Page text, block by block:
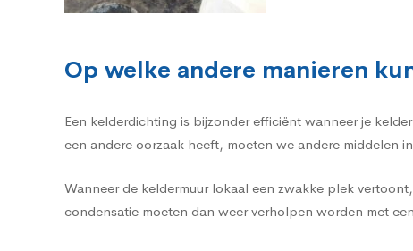
Op welke andere manieren
Een kelderdichting is bijzonder efficiënt wanneer je
een andere oorzaak heeft, moeten we andere middelen
Wanneer de keldermuur lokaal een zwakke plek
condensatie moeten dan weer verholpen worden met